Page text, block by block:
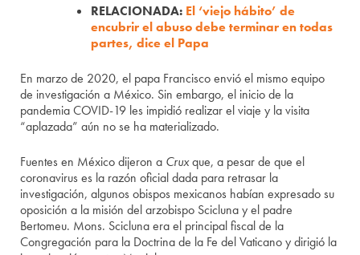
RELACIONADA: El ‘viejo hábito’ de
encubrir el abuso debe terminar en todas
partes, dice el Papa
En marzo de 2020, el papa Francisco envió el mismo equipo
de investigación a México. Sin embargo, el inicio de la
pandemia COVID-19 les impidió realizar el viaje y la visita
“aplazada” aún no se ha materializado.
Fuentes en México dijeron a Cruxque, a pesar de que el
coronavirus es la razón oficial dada para retrasar la
investigación, algunos obispos mexicanos habían expresado su
oposición a la misión del arzobispo Scicluna y el padre
Bertomeu. Mons. Scicluna era el principal fiscal de la
Congregación para la Doctrina de la Fe del Vaticano y dirigió la